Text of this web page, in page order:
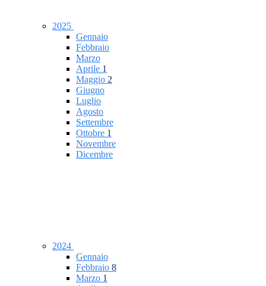
2025
Gennaio
Febbraio
Marzo
Aprile 1
Maggio 2
Giugno
Luglio
Agosto
Settembre
Ottobre 1
Novembre
Dicembre
2024
Gennaio
Febbraio 8
Marzo 1